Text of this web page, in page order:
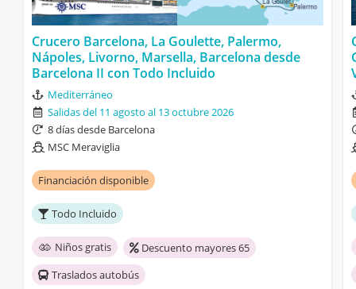
Crucero Barcelona, La Goulette, Palermo,
Nápoles, Livorno, Marsella, Barcelona desde
Barcelona II con Todo Incluido
Mediterráneo
Salidas del 11 agosto al 13 octubre 2026
8 días desde Barcelona
MSC Meraviglia
Financiación disponible
Todo Incluido
Niños gratis
Descuento mayores 65
Traslados autobús